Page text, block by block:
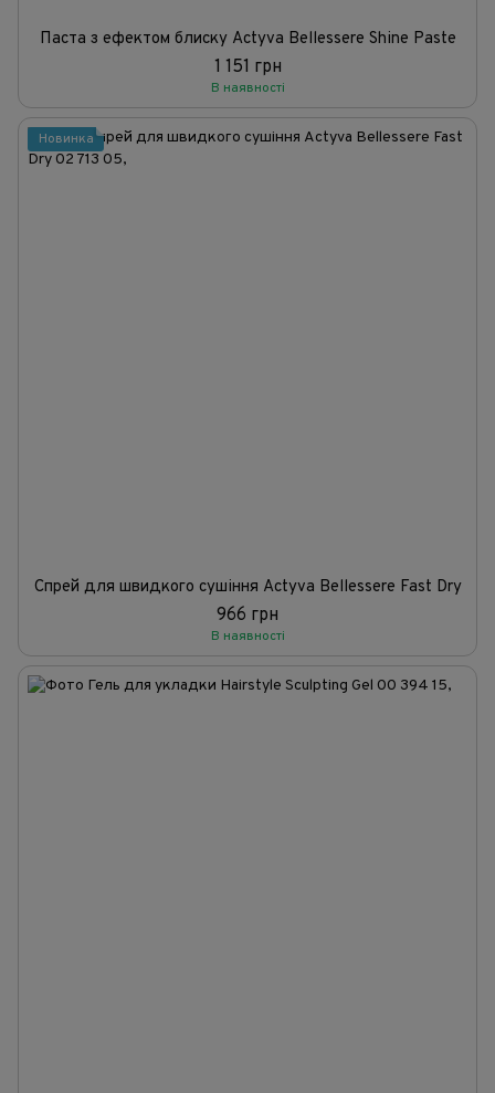
Паста з ефектом блиску Actyva Bellessere Shine Paste
1 151 грн
В наявності
Новинка
Спрей для швидкого сушіння Actyva Bellessere Fast Dry
966 грн
В наявності